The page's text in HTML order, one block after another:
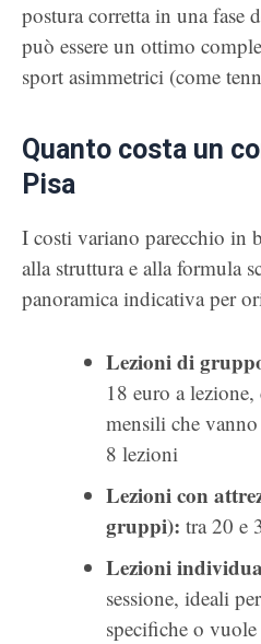
postura corretta in una fase
può essere un ottimo
sport asimmetrici (come
Quanto costa un
Pisa
I costi variano parecchio in
alla struttura e alla formula
panoramica indicativa per
Lezioni di
18 euro a
mensili che
8 lezioni
Lezioni con
gruppi): tra 20 e
Lezioni
sessione, ideali
specifiche o